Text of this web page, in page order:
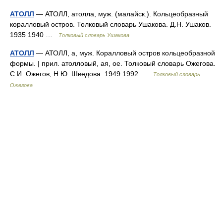
АТОЛЛ — АТОЛЛ, атолла, муж. (малайск.). Кольцеобразный
коралловый остров. Толковый словарь Ушакова. Д.Н. Ушаков.
1935 1940 …
Толковый словарь Ушакова
АТОЛЛ — АТОЛЛ, а, муж. Коралловый остров кольцеобразной
формы. | прил. атолловый, ая, ое. Толковый словарь Ожегова.
С.И. Ожегов, Н.Ю. Шведова. 1949 1992 …
Толковый словарь
Ожегова